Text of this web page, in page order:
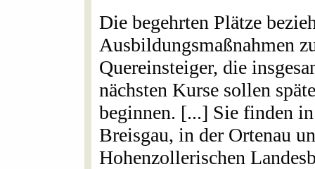
Die begehrten Plätze
Ausbildungsmaßnahmen
Quereinsteiger, die
nächsten Kurse sollen
beginnen. [...] Sie finden
Breisgau, in der Ortenau
Hohenzollerischen